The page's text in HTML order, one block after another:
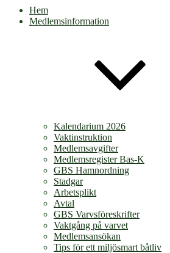
Hem
Medlemsinformation
Kalendarium 2026
Vaktinstruktion
Medlemsavgifter
Medlemsregister Bas-K
GBS Hamnordning
Stadgar
Arbetsplikt
Avtal
GBS Varvsföreskrifter
Vaktgång på varvet
Medlemsansökan
Tips för ett miljösmart båtliv